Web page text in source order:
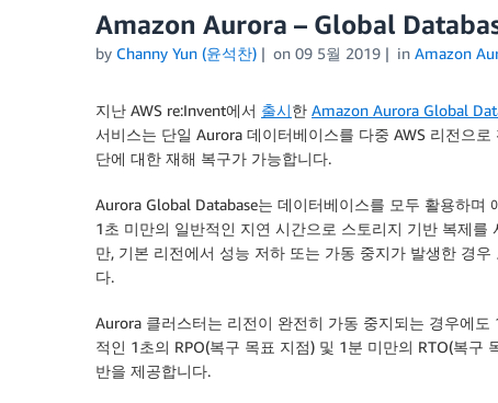
Amazon Aurora – Global
by Channy Yun (윤석찬) on 09 5월 2019 in Amazon
지난 AWS re:Invent에서 출시한 Amazon Aurora Global
서비스는 단일 Aurora 데이터베이스를 다중 AWS 리전으
단에 대한 재해 복구가 가능합니다.
Aurora Global Database는 데이터베이스를 모두 활용하
1초 미만의 일반적인 지연 시간으로 스토리지 기반 복제
만, 기본 리전에서 성능 저하 또는 가동 중지가 발생한 경
다.
Aurora 클러스터는 리전이 완전히 가동 중지되는 경우에
적인 1초의 RPO(복구 목표 지점) 및 1분 미만의 RTO(복
반을 제공합니다.